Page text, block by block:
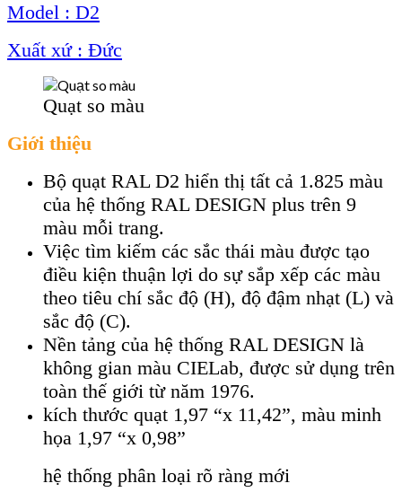
Model : D2
Xuất xứ : Đức
Quạt so màu
Giới thiệu
Bộ quạt RAL D2 hiển thị tất cả 1.825 màu
của hệ thống RAL DESIGN plus trên 9
màu mỗi trang.
Việc tìm kiếm các sắc thái màu được tạo
điều kiện thuận lợi do sự sắp xếp các màu
theo tiêu chí sắc độ (H), độ đậm nhạt (L) và
sắc độ (C).
Nền tảng của hệ thống RAL DESIGN là
không gian màu CIELab, được sử dụng trên
toàn thế giới từ năm 1976.
kích thước quạt 1,97 “x 11,42”, màu minh
họa 1,97 “x 0,98”
hệ thống phân loại rõ ràng mới